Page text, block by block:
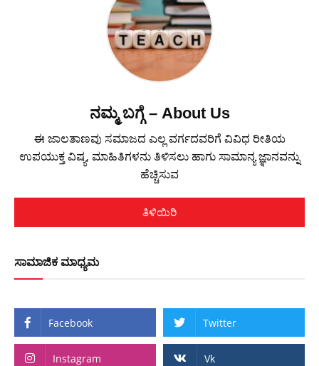
ನಮ್ಮ ಬಗ್ಗೆ – About Us
ಈ ಜಾಲತಾಣವು ಸಮಾಜದ ಎಲ್ಲ ವರ್ಗದವರಿಗೆ ವಿವಿಧ ರೀತಿಯ
ಉಪಯುಕ್ತ ವಿಷ್ಯ, ಮಾಹಿತಿಗಳನು ತಿಳಿಸಲು ಹಾಗು ಸಾಮಾನ್ಯ ಜ್ಞಾನವನ್ನು
ಹೆಚ್ಚಿಸುವ
ತಿಳಿಯಿರಿ
ಸಾಮಾಜಿಕ ಮಾಧ್ಯಮ
Facebook Twitter
Instagram Vk